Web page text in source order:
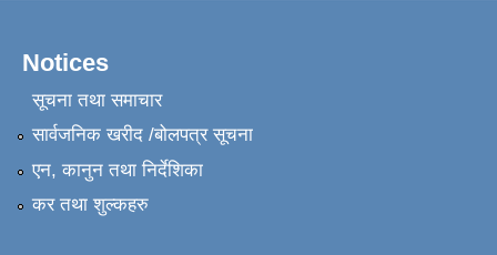
Notices
सूचना तथा समाचार
सार्वजनिक खरीद /बोलपत्र सूचना
एन, कानुन तथा निर्देशिका
कर तथा शुल्कहरु